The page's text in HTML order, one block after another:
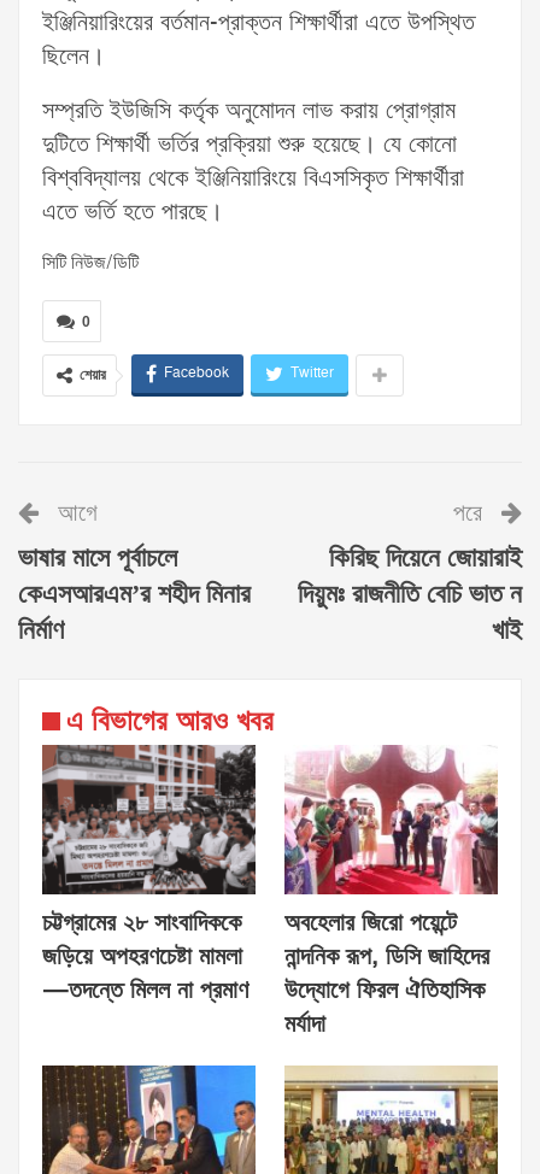
ইঞ্জিনিয়ারিংয়ের বর্তমান-প্রাক্তন শিক্ষার্থীরা এতে উপস্থিত
ছিলেন।
সম্প্রতি ইউজিসি কর্তৃক অনুমোদন লাভ করায় প্রোগ্রাম
দুটিতে শিক্ষার্থী ভর্তির প্রক্রিয়া শুরু হয়েছে। যে কোনো
বিশ্ববিদ্যালয় থেকে ইঞ্জিনিয়ারিংয়ে বিএসসিকৃত শিক্ষার্থীরা
এতে ভর্তি হতে পারছে।
সিটি নিউজ/ডিটি
0
শেয়ার Facebook Twitter
আগে
ভাষার মাসে পূর্বাচলে
কেএসআরএম’র শহীদ মিনার
নির্মাণ
পরে
কিরিছ দিয়েনে জোয়ারাই
দিয়ুমঃ রাজনীতি বেচি ভাত ন
খাই
এ বিভাগের আরও খবর
চট্টগ্রামের ২৮ সাংবাদিককে
জড়িয়ে অপহরণচেষ্টা মামলা
—তদন্তে মিলল না প্রমাণ
অবহেলার জিরো পয়েন্টে
নান্দনিক রূপ, ডিসি জাহিদের
উদ্যোগে ফিরল ঐতিহাসিক
মর্যাদা